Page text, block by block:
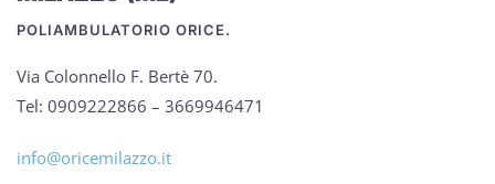
POLIAMBULATORIO ORICE.
Via Colonnello F. Bertè 70.
Tel: 0909222866 – 3669946471
info@oricemilazzo.it